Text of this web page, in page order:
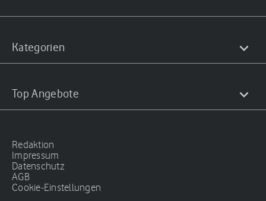
Kategorien
Top Angebote
Redaktion
Impressum
Datenschutz
AGB
Cookie-Einstellungen